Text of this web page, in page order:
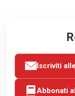
Iscriviti
Abbonati